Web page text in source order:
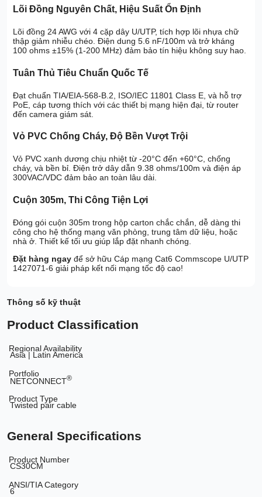
Lõi Đồng Nguyên Chất, Hiệu Suất Ổn Định
Lõi đồng 24 AWG với 4 cặp dây U/UTP, tích hợp lõi nhựa chữ
thập giảm nhiễu chéo. Điện dung 5.6 nF/100m và trở kháng
100 ohms ±15% (1-200 MHz) đảm bảo tín hiệu không suy hao.
Tuân Thủ Tiêu Chuẩn Quốc Tế
Đạt chuẩn TIA/EIA-568-B.2, ISO/IEC 11801 Class E, và hỗ trợ
PoE, cáp tương thích với các thiết bị mạng hiện đại, từ router
đến camera giám sát.
Vỏ PVC Chống Cháy, Độ Bền Vượt Trội
Vỏ PVC xanh dương chịu nhiệt từ -20°C đến +60°C, chống
cháy, và bền bỉ. Điện trở dây dẫn 9.38 ohms/100m và điện áp
300VAC/VDC đảm bảo an toàn lâu dài.
Cuộn 305m, Thi Công Tiện Lợi
Đóng gói cuộn 305m trong hộp carton chắc chắn, dễ dàng thi
công cho hệ thống mạng văn phòng, trung tâm dữ liệu, hoặc
nhà ở. Thiết kế tối ưu giúp lắp đặt nhanh chóng.
Đặt hàng ngay để sở hữu Cáp mạng Cat6 Commscope U/UTP
1427071-6 giải pháp kết nối mạng tốc độ cao!
Thông số kỹ thuật
Product Classification
Regional Availability
Asia | Latin America
Portfolio
NETCONNECT®
Product Type
Twisted pair cable
General Specifications
Product Number
CS30CM
ANSI/TIA Category
6